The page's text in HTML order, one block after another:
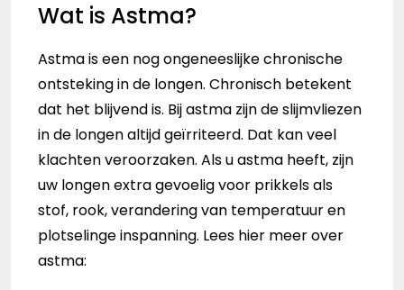
Wat is Astma?
Astma is een nog ongeneeslijke chronische
ontsteking in de longen. Chronisch betekent
dat het blijvend is. Bij astma zijn de slijmvliezen
in de longen altijd geïrriteerd. Dat kan veel
klachten veroorzaken. Als u astma heeft, zijn
uw longen extra gevoelig voor prikkels als
stof, rook, verandering van temperatuur en
plotselinge inspanning. Lees hier meer over
astma: